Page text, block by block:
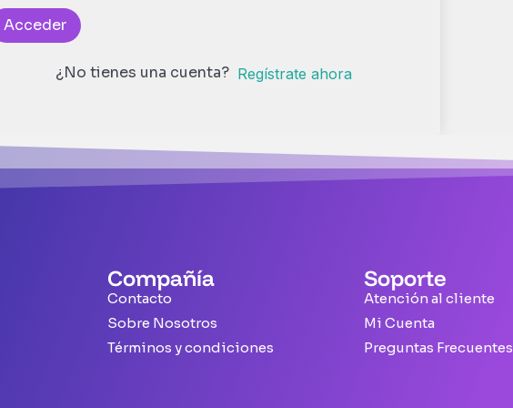
Acceder
¿No tienes una cuenta? Regístrate ahora
Compañía
Contacto
Sobre Nosotros
Términos y condiciones
Soporte
Atención al cliente
Mi Cuenta
Preguntas Frecuentes